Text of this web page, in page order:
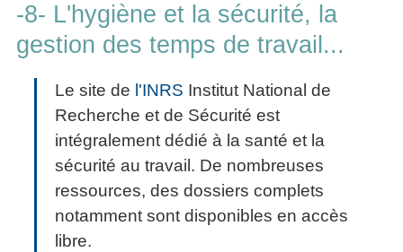
-8- L'hygiène et la sécurité, la
gestion des temps de travail...
Le site de l'INRS Institut National de
Recherche et de Sécurité est
intégralement dédié à la santé et la
sécurité au travail. De nombreuses
ressources, des dossiers complets
notamment sont disponibles en accès
libre.